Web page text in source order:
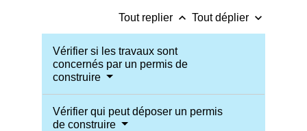
Tout replier keyboard_arrow_up Tout déplier keyboard_arrow_down
Vérifier si les travaux sont
concernés par un permis de
construire
Vérifier qui peut déposer un permis
de construire